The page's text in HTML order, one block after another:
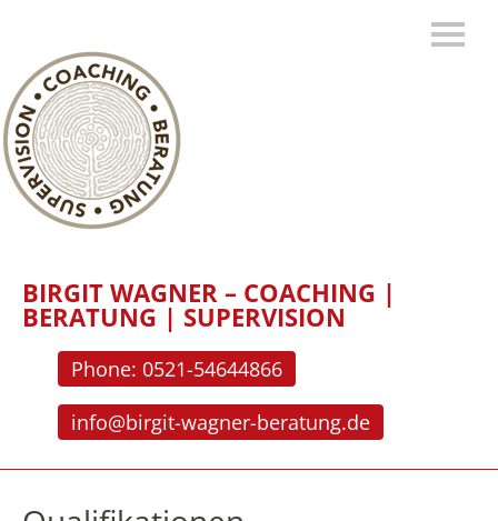
BIRGIT WAGNER – COACHING |
BERATUNG | SUPERVISION
Phone: 0521-54644866
info@birgit-wagner-beratung.de